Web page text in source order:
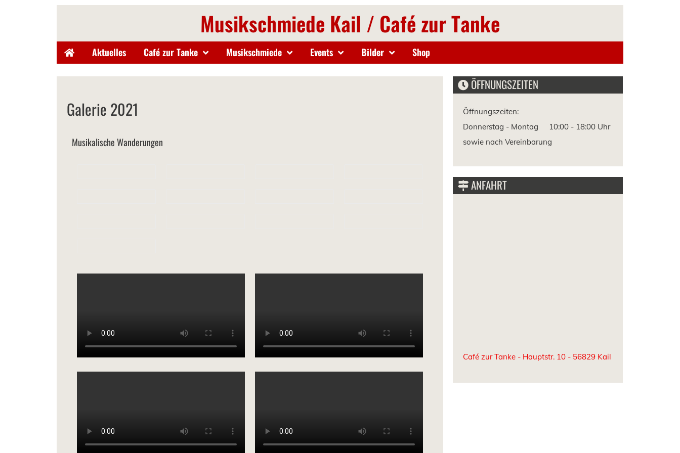
Musikschmiede Kail / Café zur Tanke
Aktuelles Café zur Tanke Musikschmiede Events Bilder Shop
Galerie 2021
Musikalische Wanderungen
ÖFFNUNGSZEITEN
Öffnungszeiten:
Donnerstag - Montag
10:00 - 18:00 Uhr
sowie nach Vereinbarung
ANFAHRT
Café zur Tanke - Hauptstr. 10 - 56829 Kail